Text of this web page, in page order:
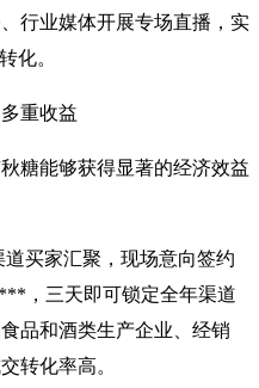
行业媒体开展专场直播，实
化。
重收益
糖能够获得显著的经济效益
买家汇聚，现场意向签约
，三天即可锁定全年渠道
品和酒类生产企业、经销
转化率高。